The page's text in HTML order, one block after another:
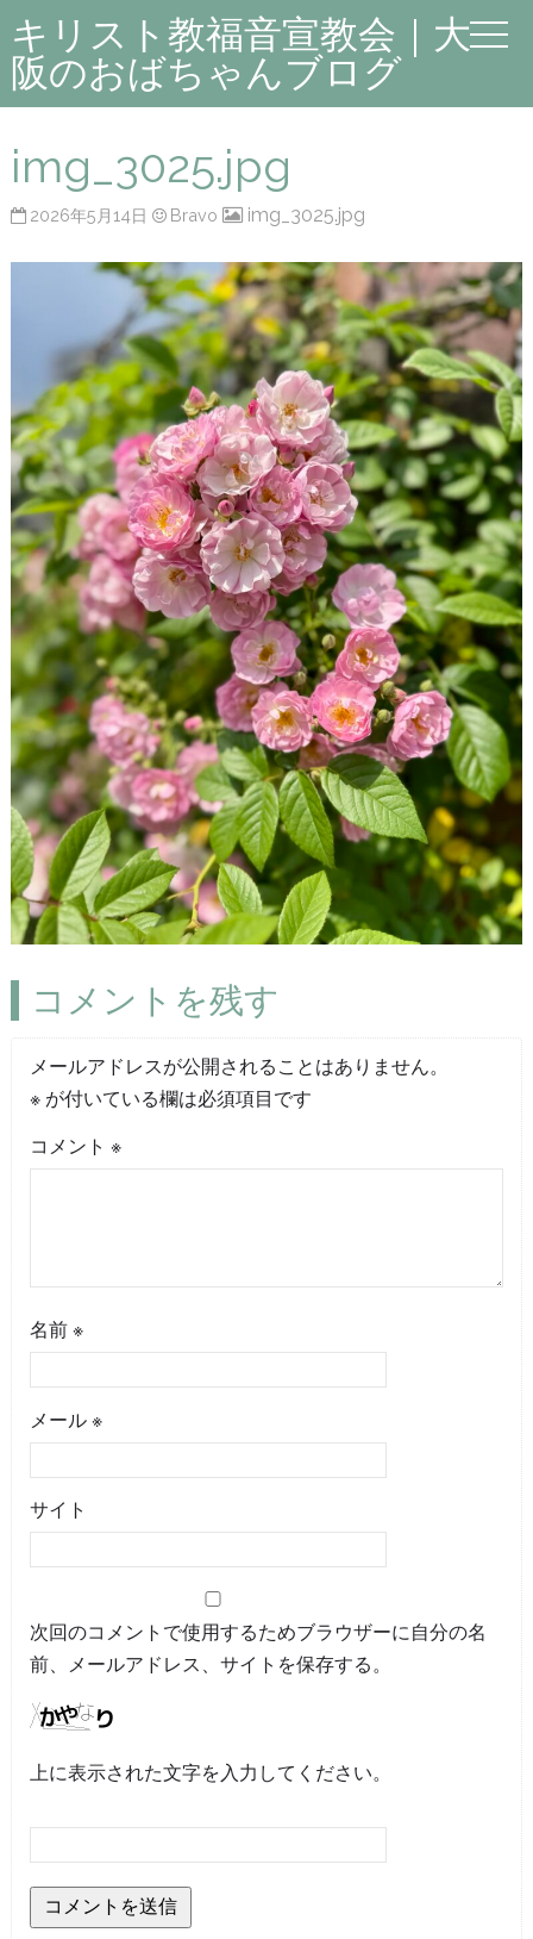
キリスト教福音宣教会｜大
阪のおばちゃんブログ
img_3025.jpg
2026年5月14日 Bravo img_3025.jpg
コメントを残す
メールアドレスが公開されることはありません。
※が付いている欄は必須項目です
コメント ※
名前 ※
メール ※
サイト
次回のコメントで使用するためブラウザーに自分の名
前、メールアドレス、サイトを保存する。
上に表示された文字を入力してください。